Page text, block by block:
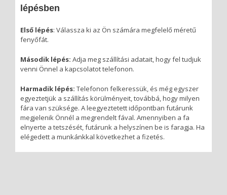
lépésben
Első lépés: Válassza ki az Ön számára megfelelő méretű
fenyőfát.
Második lépés: Adja meg szállítási adatait, hogy fel tudjuk
venni Önnel a kapcsolatot telefonon.
Harmadik lépés: Telefonon felkeressük, és még egyszer
egyeztetjük a szállítás körülményeit, továbbá, hogy milyen
fára van szüksége. A leegyeztetett időpontban futárunk
megjelenik Önnél a megrendelt fával. Amennyiben a fa
elnyerte a tetszését, futárunk a helyszínen be is faragja. Ha
elégedett a munkánkkal következhet a fizetés.